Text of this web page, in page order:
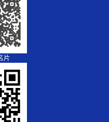
片